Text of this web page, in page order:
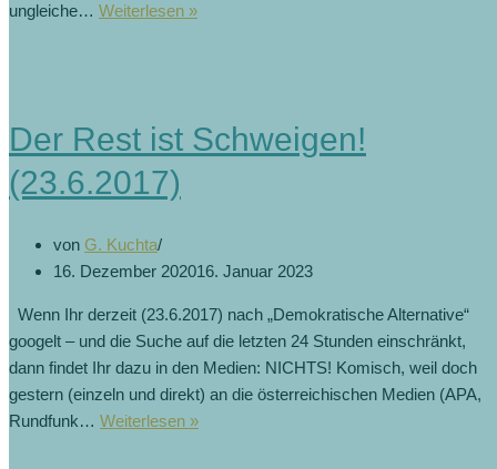
ungleiche… Weiterlesen »
Der Rest ist Schweigen!
(23.6.2017)
von G. Kuchta
16. Dezember 202016. Januar 2023
Wenn Ihr derzeit (23.6.2017) nach „Demokratische Alternative“
googelt – und die Suche auf die letzten 24 Stunden einschränkt,
dann findet Ihr dazu in den Medien: NICHTS! Komisch, weil doch
gestern (einzeln und direkt) an die österreichischen Medien (APA,
Rundfunk… Weiterlesen »